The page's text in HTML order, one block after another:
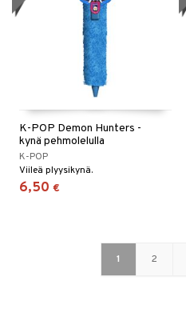
K-POP Demon Hunters -
kynä pehmolelulla
K-POP
Viileä plyysikynä.
6,50 €
1 2